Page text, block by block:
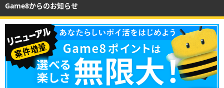
Game8からのお知らせ